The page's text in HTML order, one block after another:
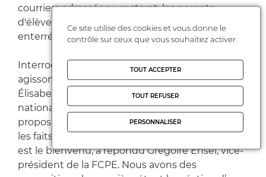
courriers adressés au rectorat, les parents
d'élèves ne sont pas écoutés, et les affaires
enterrées.
Interrogée sur le plan "Brisons le silence,
agissons ensemble", lancé le 17 mars par
Élisabeth Borne, ministre de l’Éducation
nationale, la FCPE a formulé plusieurs
propositions d'amélioration pour mieux traiter
les faits de violence et les faire cesser. « Ce plan
est le bienvenu, a répondu Grégoire Ensel, vice-
président de la FCPE. Nous avons des
Ce site utilise des cookies et vous donne le
contrôle sur ceux que vous souhaitez activer
TOUT ACCEPTER
TOUT REFUSER
PERSONNALISER